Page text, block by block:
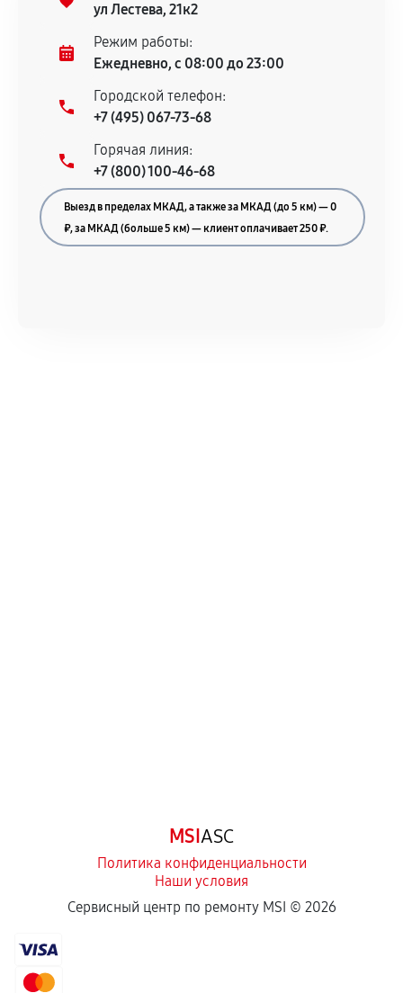
ул Лестева, 21к2
Режим работы:
Ежедневно, с 08:00 до 23:00
Городской телефон:
+7 (495) 067-73-68
Горячая линия:
+7 (800) 100-46-68
Выезд в пределах МКАД, а также за МКАД (до 5 км) — 0
₽, за МКАД (больше 5 км) — клиент оплачивает 250 ₽.
MSIASC
Политика конфиденциальности
Наши условия
Сервисный центр по ремонту MSI © 2026